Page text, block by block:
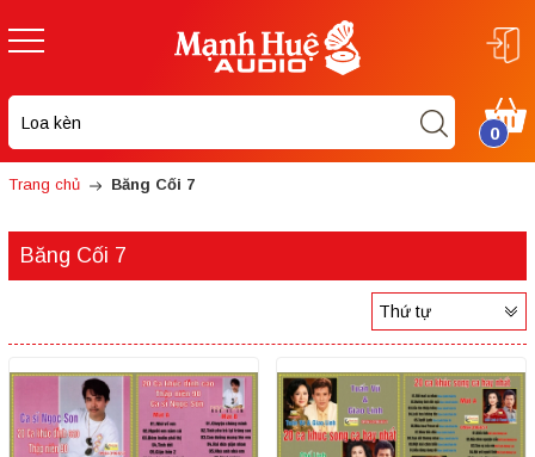
0
Trang chủ Băng Cối 7
Băng Cối 7
Thứ tự